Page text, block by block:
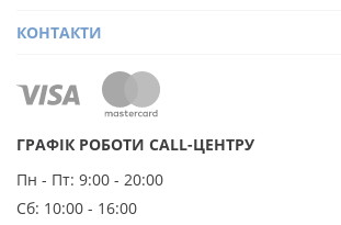
ГРАФІК РОБОТИ CALL-ЦЕНТРУ
Пн - Пт: 9:00 - 20:00
Сб: 10:00 - 16:00
КОНТАКТИ